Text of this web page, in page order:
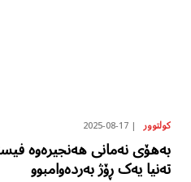
کولتوور 2025-08-17
بەهۆی نەمانی هەنجیرەوە
تەنیا یەک ڕۆژ بەردەوامبوو